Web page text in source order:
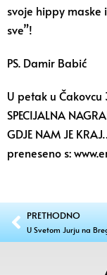
svoje hippy maske
sve”!
PS. Damir Babić
U petak u Čakovcu
SPECIJALNA
GDJE NAM JE
preneseno s:
PRETHODNO